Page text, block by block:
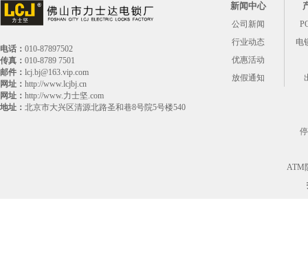
电话： 010-87897502
传真： 010-8789 7501
邮件： lcj.bj@163.vip.com
网址： http://www.lcjbj.cn
网址： http://www.力士坚.com
地址： 北京市大兴区清源北路圣和巷8号院5号楼540
新闻中心
公司新闻
行业动态
优惠活动
放假通知
电
ATM